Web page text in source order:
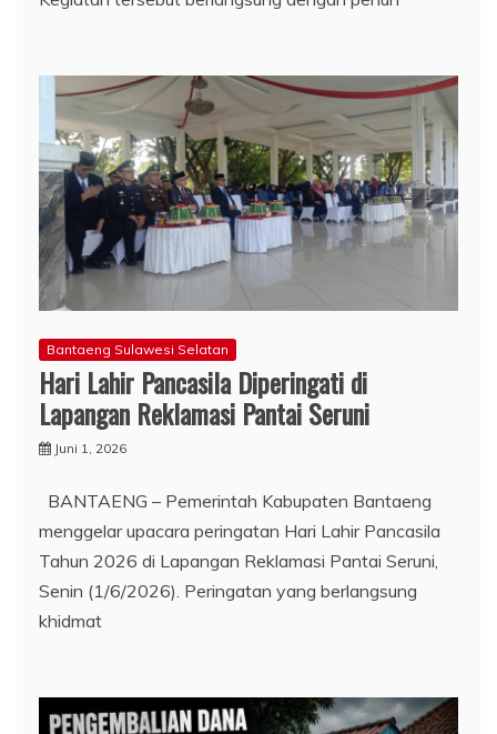
Bantaeng Sulawesi Selatan
Hari Lahir Pancasila Diperingati di
Lapangan Reklamasi Pantai Seruni
Juni 1, 2026
BANTAENG – Pemerintah Kabupaten Bantaeng
menggelar upacara peringatan Hari Lahir Pancasila
Tahun 2026 di Lapangan Reklamasi Pantai Seruni,
Senin (1/6/2026). Peringatan yang berlangsung
khidmat